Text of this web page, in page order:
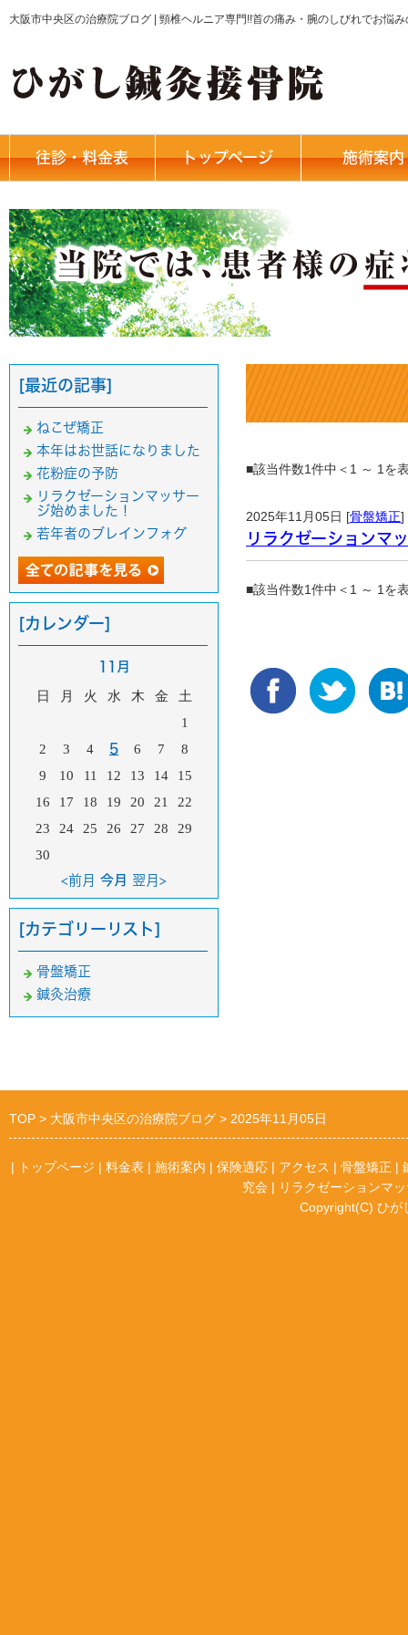
大阪市中央区の治療院ブログ | 頸椎ヘルニア専門!!首の痛み・腕のしびれでお悩
往診・料金表 トップページ 施術案内
■該当件数1件中＜1 ～ 1
2025年11月05日 [骨盤矯正]
リラクゼーションマ
■該当件数1件中＜1 ～ 1
[最近の記事]
ねこぜ矯正
本年はお世話になりました
花粉症の予防
リラクゼーションマッサー
ジ始めました！
若年者のブレインフォグ
[カレンダー]
11月
日 月 火 水 木 金
土
1
2
3 4 5 6 7
8
9
10 11 12 13 14
15
16
17 18 19 20 21
22
23
24 25 26 27 28
29
30
<前月 今月 翌月>
[カテゴリーリスト]
骨盤矯正
鍼灸治療
TOP 大阪市中央区の治療院ブログ 2025年11月05日
| トップページ | 料金表 | 施術案内 | 保険適応 | アクセス | 骨盤矯正 |
究会 | リラクゼーションマ
Copyright(C) ひが